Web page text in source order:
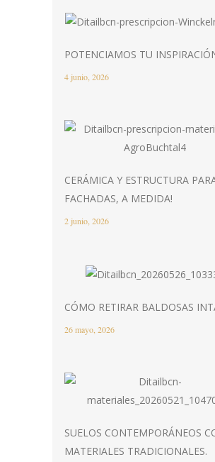
POTENCIAMOS TU
4 junio, 2026
CERÁMICA Y ESTRUCTURA
FACHADAS, A MEDIDA!
2 junio, 2026
CÓMO RETIRAR BALDOSAS
26 mayo, 2026
SUELOS CONTEMPORÁNEOS
MATERIALES TRADICIONALES.